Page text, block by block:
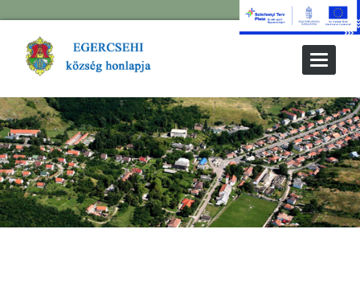
Toggle